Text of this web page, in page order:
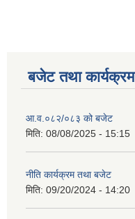
बजेट तथा कार्यक्रम
आ.व.०८२/०८३ को बजेट
मिति: 08/08/2025 - 15:15
नीति कार्यक्रम तथा बजेट
मिति: 09/20/2024 - 14:20